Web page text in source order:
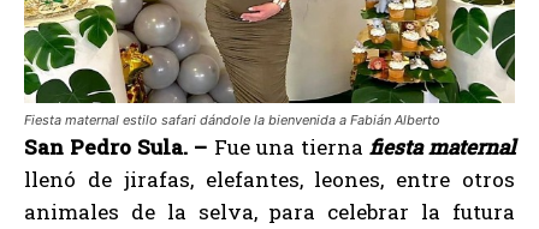
Fiesta maternal estilo safari dándole la bienvenida a Fabián Alberto
San Pedro Sula. – Fue una tierna fiesta maternal
llenó de jirafas, elefantes, leones, entre otros
animales de la selva, para celebrar la futura